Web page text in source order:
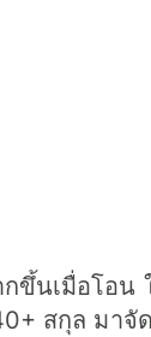
ขึ้นเมื่อโอน
สกุล มาจั